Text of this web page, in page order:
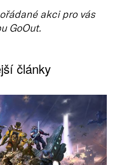
akci pro vás
GoOut.
články